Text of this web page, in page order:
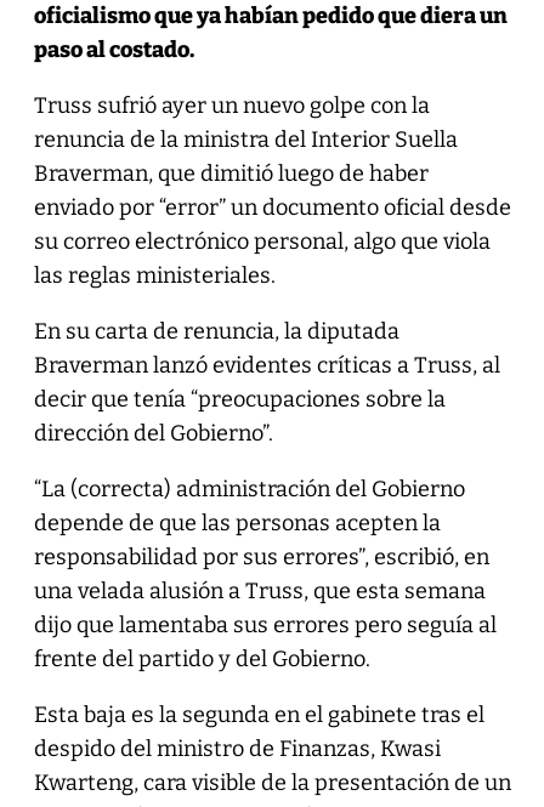
oficialismo que ya habían pedido que diera un
paso al costado.
Truss sufrió ayer un nuevo golpe con la
renuncia de la ministra del Interior Suella
Braverman, que dimitió luego de haber
enviado por “error” un documento oficial desde
su correo electrónico personal, algo que viola
las reglas ministeriales.
En su carta de renuncia, la diputada
Braverman lanzó evidentes críticas a Truss, al
decir que tenía “preocupaciones sobre la
dirección del Gobierno”.
“La (correcta) administración del Gobierno
depende de que las personas acepten la
responsabilidad por sus errores”, escribió, en
una velada alusión a Truss, que esta semana
dijo que lamentaba sus errores pero seguía al
frente del partido y del Gobierno.
Esta baja es la segunda en el gabinete tras el
despido del ministro de Finanzas, Kwasi
Kwarteng, cara visible de la presentación de un